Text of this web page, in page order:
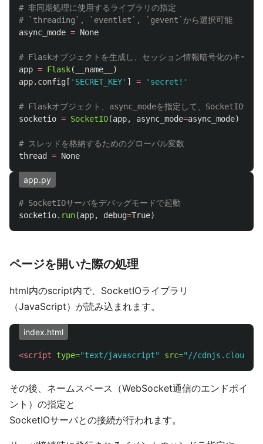
# 非同期処理に使用するライブラリの指定
async_mode = None
app = Flask( __name__
)
app. config [ ' SECRET_KEY' ] = ' secret! '
socketio = SocketIO(app, async_mode=async_mode)
thread
= None
app.py
socketio. run(app, debug=True)
ページを開いた際の処理
html内のscript内で、SocketIOライブラリ
（JavaScript）が読み込まれます。
index.html
<script type="text/javascript" src="//
その後、ネームスペース（WebSocket通信のエンドポイ
ント）の指定と
SocketIOサーバとの接続が行われます。